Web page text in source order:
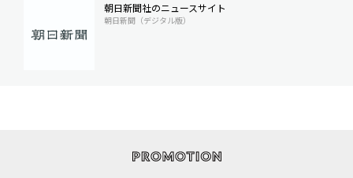
朝日新聞社のニュースサイト
朝日新聞（デジタル版）